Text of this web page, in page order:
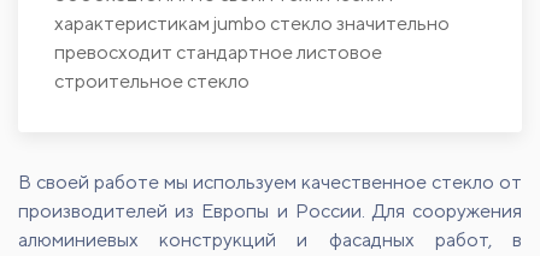
характеристикам jumbo стекло значительно
превосходит стандартное листовое
строительное стекло
В своей работе мы используем качественное стекло от
производителей из Европы и России. Для сооружения
алюминиевых конструкций и фасадных работ, в